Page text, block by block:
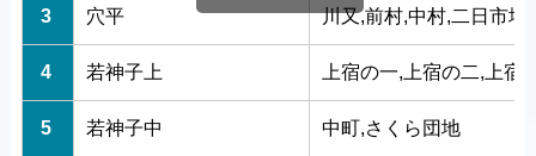
3 穴平 川又,前村,中村,二日市場
4 若神子上 上宿の一,上宿の二,上
5 若神子中 中町,さくら団地